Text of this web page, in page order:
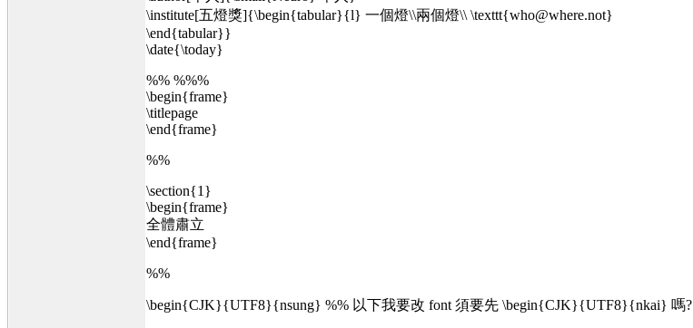
\institute[五燈獎]{\begin{tabular}{l} 一個燈\\兩個燈\\ \texttt{who@where.not}
\end{tabular}}
\date{\today}
%% %%%
\begin{frame}
\titlepage
\end{frame}
%%
\section{1}
\begin{frame}
全體肅立
\end{frame}
%%
\begin{CJK}{UTF8}{nsung} %% 以下我要改 font 須要先 \begin{CJK}{UTF8}{nkai} 嗎?